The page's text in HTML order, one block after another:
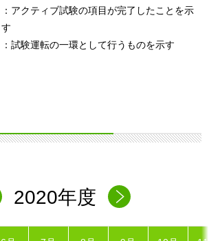
：アクティブ試験の項目が完了したことを示
す
：試験運転の一環として行うものを示す
2020年度